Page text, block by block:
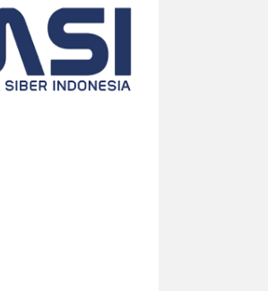
Source:
Univar Solutions
Aug. 01, 2026